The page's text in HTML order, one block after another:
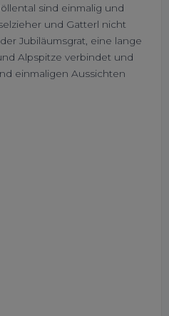
sind einmalig und
und Gatterl nicht
Jubiläumsgrat, eine lange
Alpspitze verbindet und
einmaligen Aussichten